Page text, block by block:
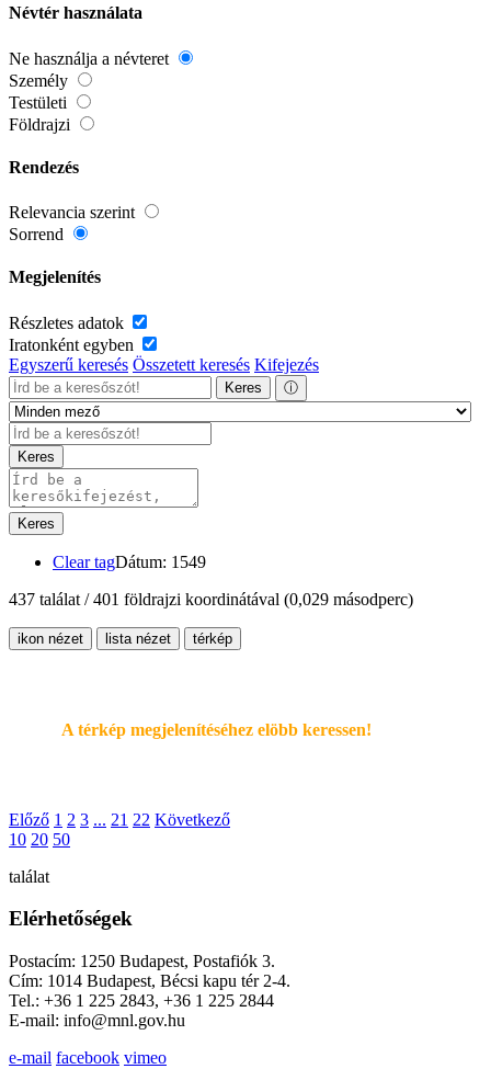
Névtér használata
Ne használja a névteret
Személy
Testületi
Földrajzi
Rendezés
Relevancia szerint
Sorrend
Megjelenítés
Részletes adatok
Iratonként egyben
Egyszerű keresés Összetett keresés Kifejezés
Keres ⓘ
Keres
Keres
Clear tagDátum: 1549
437 találat / 401 földrajzi koordinátával (0,029 másodperc)
ikon nézet lista nézet térkép
A térkép megjelenítéséhez elöbb keressen!
Előző 1 2 3 ... 21 22 Következő
10 20 50
találat
Elérhetőségek
Postacím: 1250 Budapest, Postafiók 3.
Cím: 1014 Budapest, Bécsi kapu tér 2-4.
Tel.: +36 1 225 2843, +36 1 225 2844
E-mail: info@mnl.gov.hu
e-mail facebook vimeo